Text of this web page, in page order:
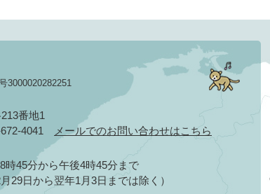
3000020282251
番地1
672-4041 メールでのお問い合わせはこちら
時45分から午後4時45分まで
29日から翌年1月3日までは除く）